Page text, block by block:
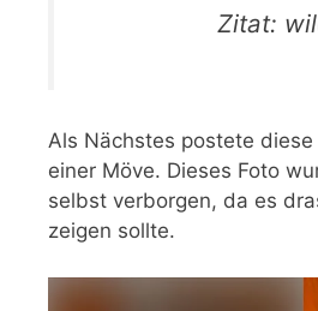
Zitat:
Als Nächstes postete diese
einer Möve. Dieses Foto
selbst verborgen, da es
zeigen sollte.